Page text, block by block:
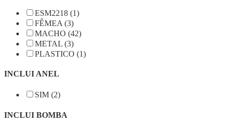
ESM2218 (1)
FÊMEA (3)
MACHO (42)
METAL (3)
PLASTICO (1)
INCLUI ANEL
SIM (2)
INCLUI BOMBA